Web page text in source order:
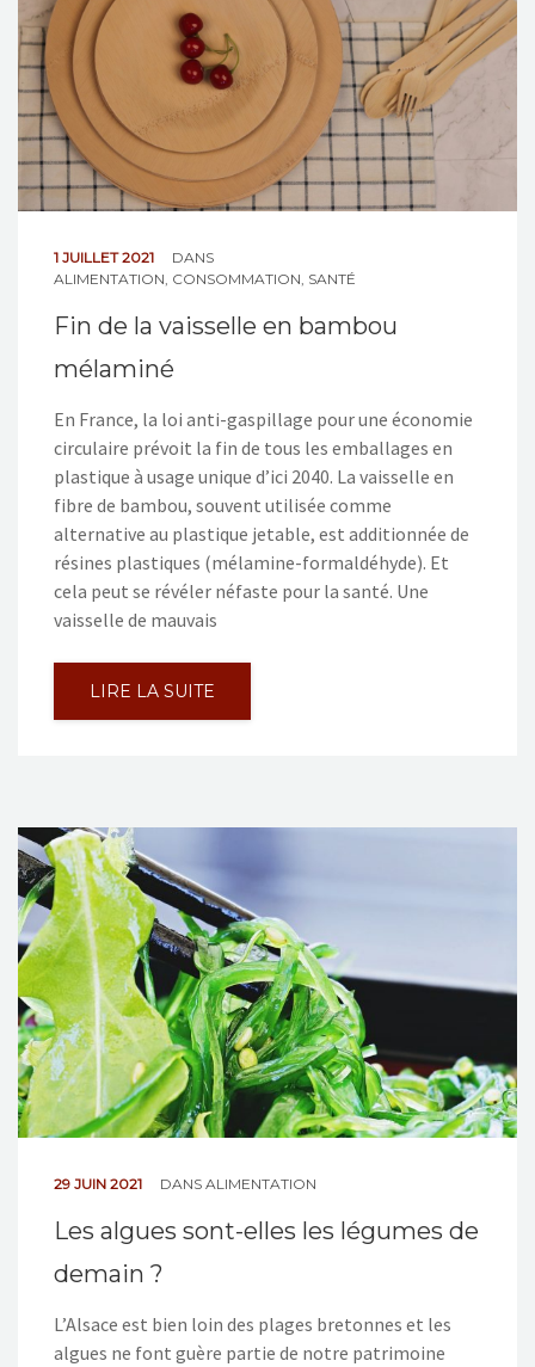
1 JUILLET 2021
DANS
ALIMENTATION CONSOMMATION SANTÉ
Fin de la vaisselle en bambou
mélaminé
En France, la loi anti-gaspillage pour une économie
circulaire prévoit la fin de tous les emballages en
plastique à usage unique d’ici 2040. La vaisselle en
fibre de bambou, souvent utilisée comme
alternative au plastique jetable, est additionnée de
résines plastiques (mélamine-formaldéhyde). Et
cela peut se révéler néfaste pour la santé. Une
vaisselle de mauvais
LIRE LA SUITE
29 JUIN 2021 DANS ALIMENTATION
Les algues sont-elles les légumes de
demain ?
L’Alsace est bien loin des plages bretonnes et les
algues ne font guère partie de notre patrimoine